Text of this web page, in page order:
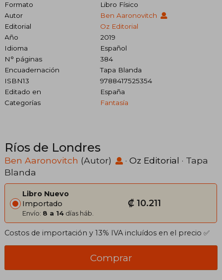
Formato
Libro Físico
Autor
Ben Aaronovitch
Editorial
Oz Editorial
Año
2019
Idioma
Español
N° páginas
384
Encuadernación
Tapa Blanda
ISBN13
9788417525354
Editado en
España
Categorías
Fantasía
Ríos de Londres
Ben Aaronovitch (Autor) · Oz Editorial · Tapa
Blanda
Libro Nuevo
Importado
Envío: 8 a 14 días háb.
₡ 10.211
Costos de importación y 13% IVA incluídos en el precio ✅
Comprar